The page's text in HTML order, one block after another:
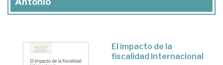
El impacto de la
fiscalidad internacional